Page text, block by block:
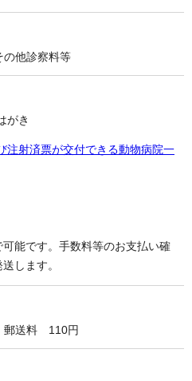
の他診察料等
がき
注射済票が交付できる動物病院一
能です。手数料等のお支払い確
します。
郵送料 110円